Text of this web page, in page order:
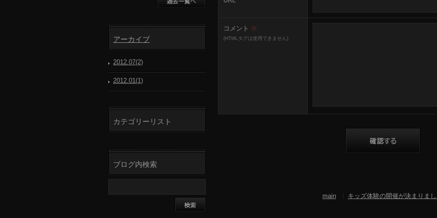
コメント ※
(HTMLタグは使用できません)
main キッズ体験の開催が決まりま
アーカイブ
2012.07(2)
2012.01(1)
カテゴリーリスト
ブログ内検索